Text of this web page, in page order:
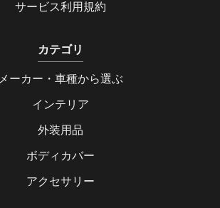
サービス利用規約
カテゴリ
メーカー・車種から選ぶ
インテリア
外装用品
ボディカバー
アクセサリー